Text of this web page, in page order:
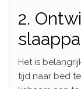
2.
Het is
tijd naar bed